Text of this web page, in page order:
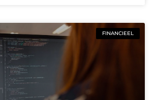
FINANCIEEL